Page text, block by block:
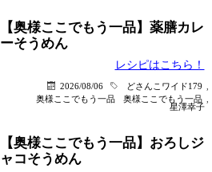
【奥様ここでもう一品】薬膳カレ
ーそうめん
レシピはこちら！
2026/08/06 どさんこワイド179
奥様ここでもう一品
奥様ここでもう一品
星澤幸子
【奥様ここでもう一品】おろしジ
ャコそうめん